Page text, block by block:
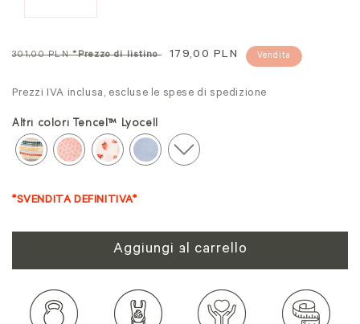
Prezzo
301,00 PLN*Prezzo di listino
Prezzo
offerta
179,00 PLN Vendita
Prezzi IVA inclusa, escluse le spese di spedizione
Altri colori Tencel™ Lyocell
*SVENDITA DEFINITIVA*
Aggiungi al carrello